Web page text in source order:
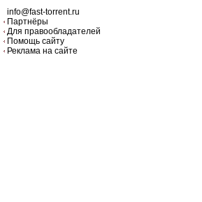
info@fast-torrent.ru
Партнёры
Для правообладателей
Помощь сайту
Реклама на сайте